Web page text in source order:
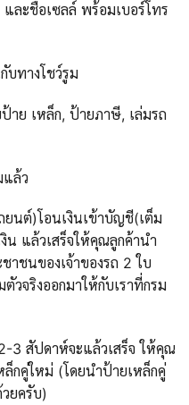
ละชื่อเซลล์ พร้อมเบอร์โทร
บทางโชว์รูม
าย เหล็ก, ป้ายภาษี, เล่มรถ
ล้ว
ยนต์)โอนเงินเข้าบัญชี(เต็ม
น แล้วเสร็จให้คุณลูกค้านำ
าชนของเจ้าของรถ 2 ใบ
วจริงออกมาให้กับเราที่กรม
3 สัปดาห์จะแล้วเสร็จ ให้คุณ
กคู่ใหม่ (โดยนำป้ายเหล็กคู่
ยครับ)